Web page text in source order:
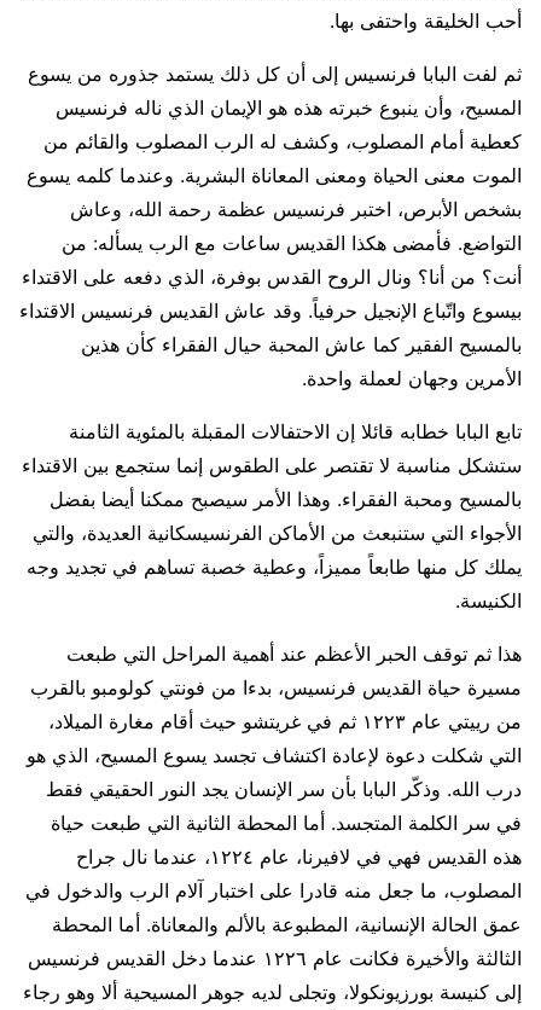
أحب الخليقة واحتفى بها.
ثم لفت البابا فرنسيس إلى أن كل ذلك يستمد جذوره من يسوع
المسيح، وأن ينبوع خبرته هذه هو الإيمان الذي ناله فرنسيس
كعطية أمام المصلوب، وكشف له الرب المصلوب والقائم من
الموت معنى الحياة ومعنى المعاناة البشرية. وعندما كلمه يسوع
بشخص الأبرص، اختبر فرنسيس عظمة رحمة الله، وعاش
التواضع. فأمضى هكذا القديس ساعات مع الرب يسأله: من
أنت؟ من أنا؟ ونال الروح القدس بوفرة، الذي دفعه على الاقتداء
بيسوع واتّباع الإنجيل حرفياً. وقد عاش القديس فرنسيس الاقتداء
بالمسيح الفقير كما عاش المحبة حيال الفقراء كأن هذين
الأمرين وجهان لعملة واحدة.
تابع البابا خطابه قائلا إن الاحتفالات المقبلة بالمئوية الثامنة
ستشكل مناسبة لا تقتصر على الطقوس إنما ستجمع بين الاقتداء
بالمسيح ومحبة الفقراء. وهذا الأمر سيصبح ممكنا أيضا بفضل
الأجواء التي ستنبعث من الأماكن الفرنسيسكانية العديدة، والتي
يملك كل منها طابعاً مميزاً، وعطية خصبة تساهم في تجديد وجه
الكنيسة.
هذا ثم توقف الحبر الأعظم عند أهمية المراحل التي طبعت
مسيرة حياة القديس فرنسيس، بدءا من فونتي كولومبو بالقرب
من رييتي عام ١٢٢٣ ثم في غريتشو حيث أقام مغارة الميلاد،
التي شكلت دعوة لإعادة اكتشاف تجسد يسوع المسيح، الذي هو
درب الله. وذكّر البابا بأن سر الإنسان يجد النور الحقيقي فقط
في سر الكلمة المتجسد. أما المحطة الثانية التي طبعت حياة
هذه القديس فهي في لافيرنا، عام ١٢٢٤، عندما نال جراح
المصلوب، ما جعل منه قادرا على اختبار آلام الرب والدخول في
عمق الحالة الإنسانية، المطبوعة بالألم والمعاناة. أما المحطة
الثالثة والأخيرة فكانت عام ١٢٢٦ عندما دخل القديس فرنسيس
إلى كنيسة بورزيونكولا، وتجلى لديه جوهر المسيحية ألا وهو رجاء